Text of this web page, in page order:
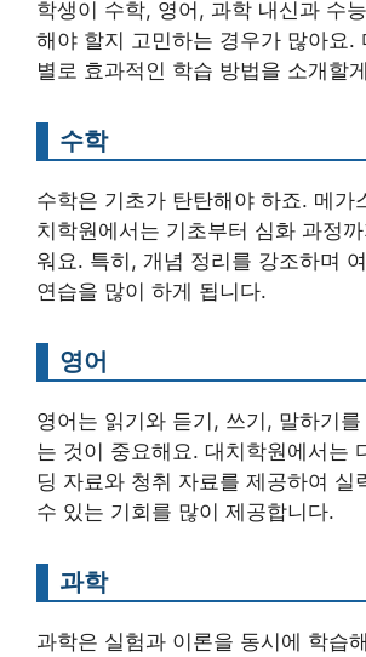
학생이 수학, 영어, 과학 내신과 수
해야 할지 고민하는 경우가 많아요.
별로 효과적인 학습 방법을 소개할
수학
수학은 기초가 탄탄해야 하죠. 메가
치학원에서는 기초부터 심화 과정
워요. 특히, 개념 정리를 강조하며
연습을 많이 하게 됩니다.
영어
영어는 읽기와 듣기, 쓰기, 말하기
는 것이 중요해요. 대치학원에서는
딩 자료와 청취 자료를 제공하여 실
수 있는 기회를 많이 제공합니다.
과학
과학은 실험과 이론을 동시에 학습